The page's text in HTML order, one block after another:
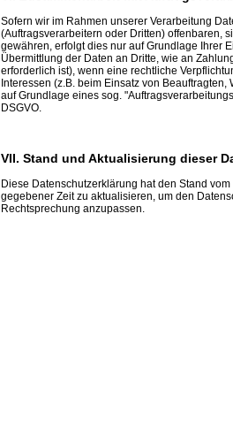
Sofern wir im Rahmen unserer Verarbeitung
(Auftragsverarbeitern oder Dritten) offenbaren,
gewähren, erfolgt dies nur auf Grundlage Ihrer
Übermittlung der Daten an Dritte, wie an
erforderlich ist), wenn eine rechtliche
Interessen (z.B. beim Einsatz von
auf Grundlage eines sog.
DSGVO.
VII. Stand und Aktualisierung dieser
Diese Datenschutzerklärung hat den Stand
gegebener Zeit zu aktualisieren, um den
Rechtsprechung anzupassen.